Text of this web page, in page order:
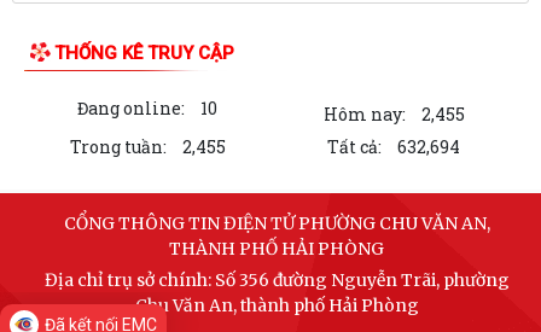
PHƯỜNG CHU VĂN AN PHÁT ĐỘNG TOÀN DÂN LUYỆN TẬP MÔN BƠI,
PHÒNG CHỐNG ĐUỐI NƯỚC VÀ TỔ CHỨC GIẢI BƠI...
Thông báo Về việc giới thiệu chức danh và chữ ký của Chủ tịch, Phó
Chủ tịch Ủy ban nhân dân phường...
phường Chu Văn An nhiệm kỳ 2026 -...
Thông báo Công khai số điện thoại của của đồng chí Bí thư Đảng uỷ,
THỐNG KÊ TRUY CẬP
Đang online: 10 Hôm nay:
2,455
Trong tuần:
2,455 Tất cả: 632,694
CỔNG THÔNG TIN ĐIỆN TỬ PHƯỜNG CHU VĂN AN,
THÀNH PHỐ HẢI PHÒNG
Địa chỉ trụ sở chính: Số 356 đường Nguyễn Trãi, phường
Chu Văn An, thành phố Hải Phòng
Đã kết nối EMC